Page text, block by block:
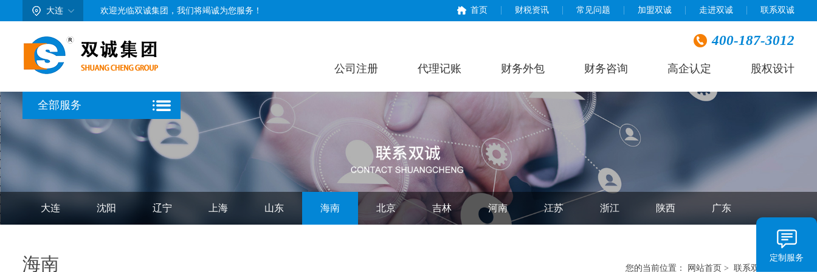
大连 欢迎光临双诚集团，我们将竭诚为您服务！ 首页 财税资讯 常见问题 加盟双诚 走进双诚 联系双诚
公司注册 代理记账 财务外包 财务咨询 高企认定 股权设计
400-187-3012
全部服务
工商服务
财税服务
大连 沈阳 辽宁 上海 山东 海南 北京 吉林 河南 江苏 浙江 陕西 广东
海南 您的当前位置： 网站首页 > 联系双诚
定制服务